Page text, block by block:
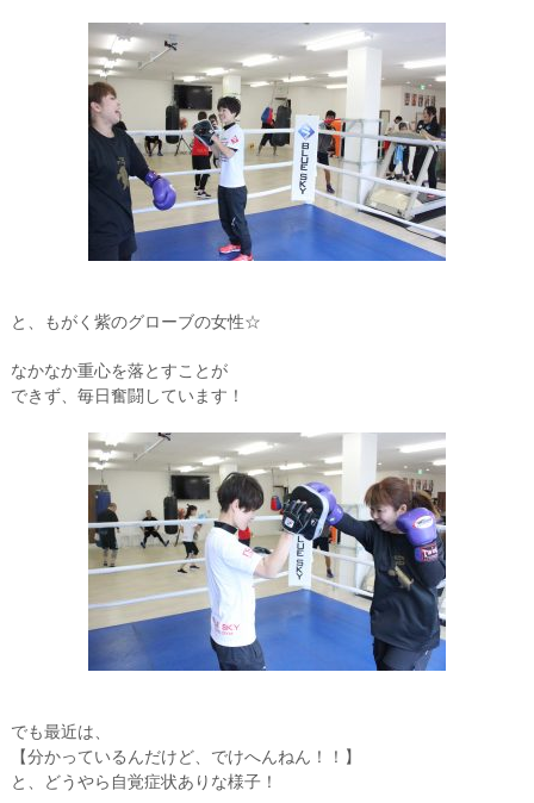
と、もがく紫のグローブの女性☆
なかなか重心を落とすことが
できず、毎日奮闘しています！
でも最近は、
【分かっているんだけど、でけへんねん！！】
と、どうやら自覚症状ありな様子！